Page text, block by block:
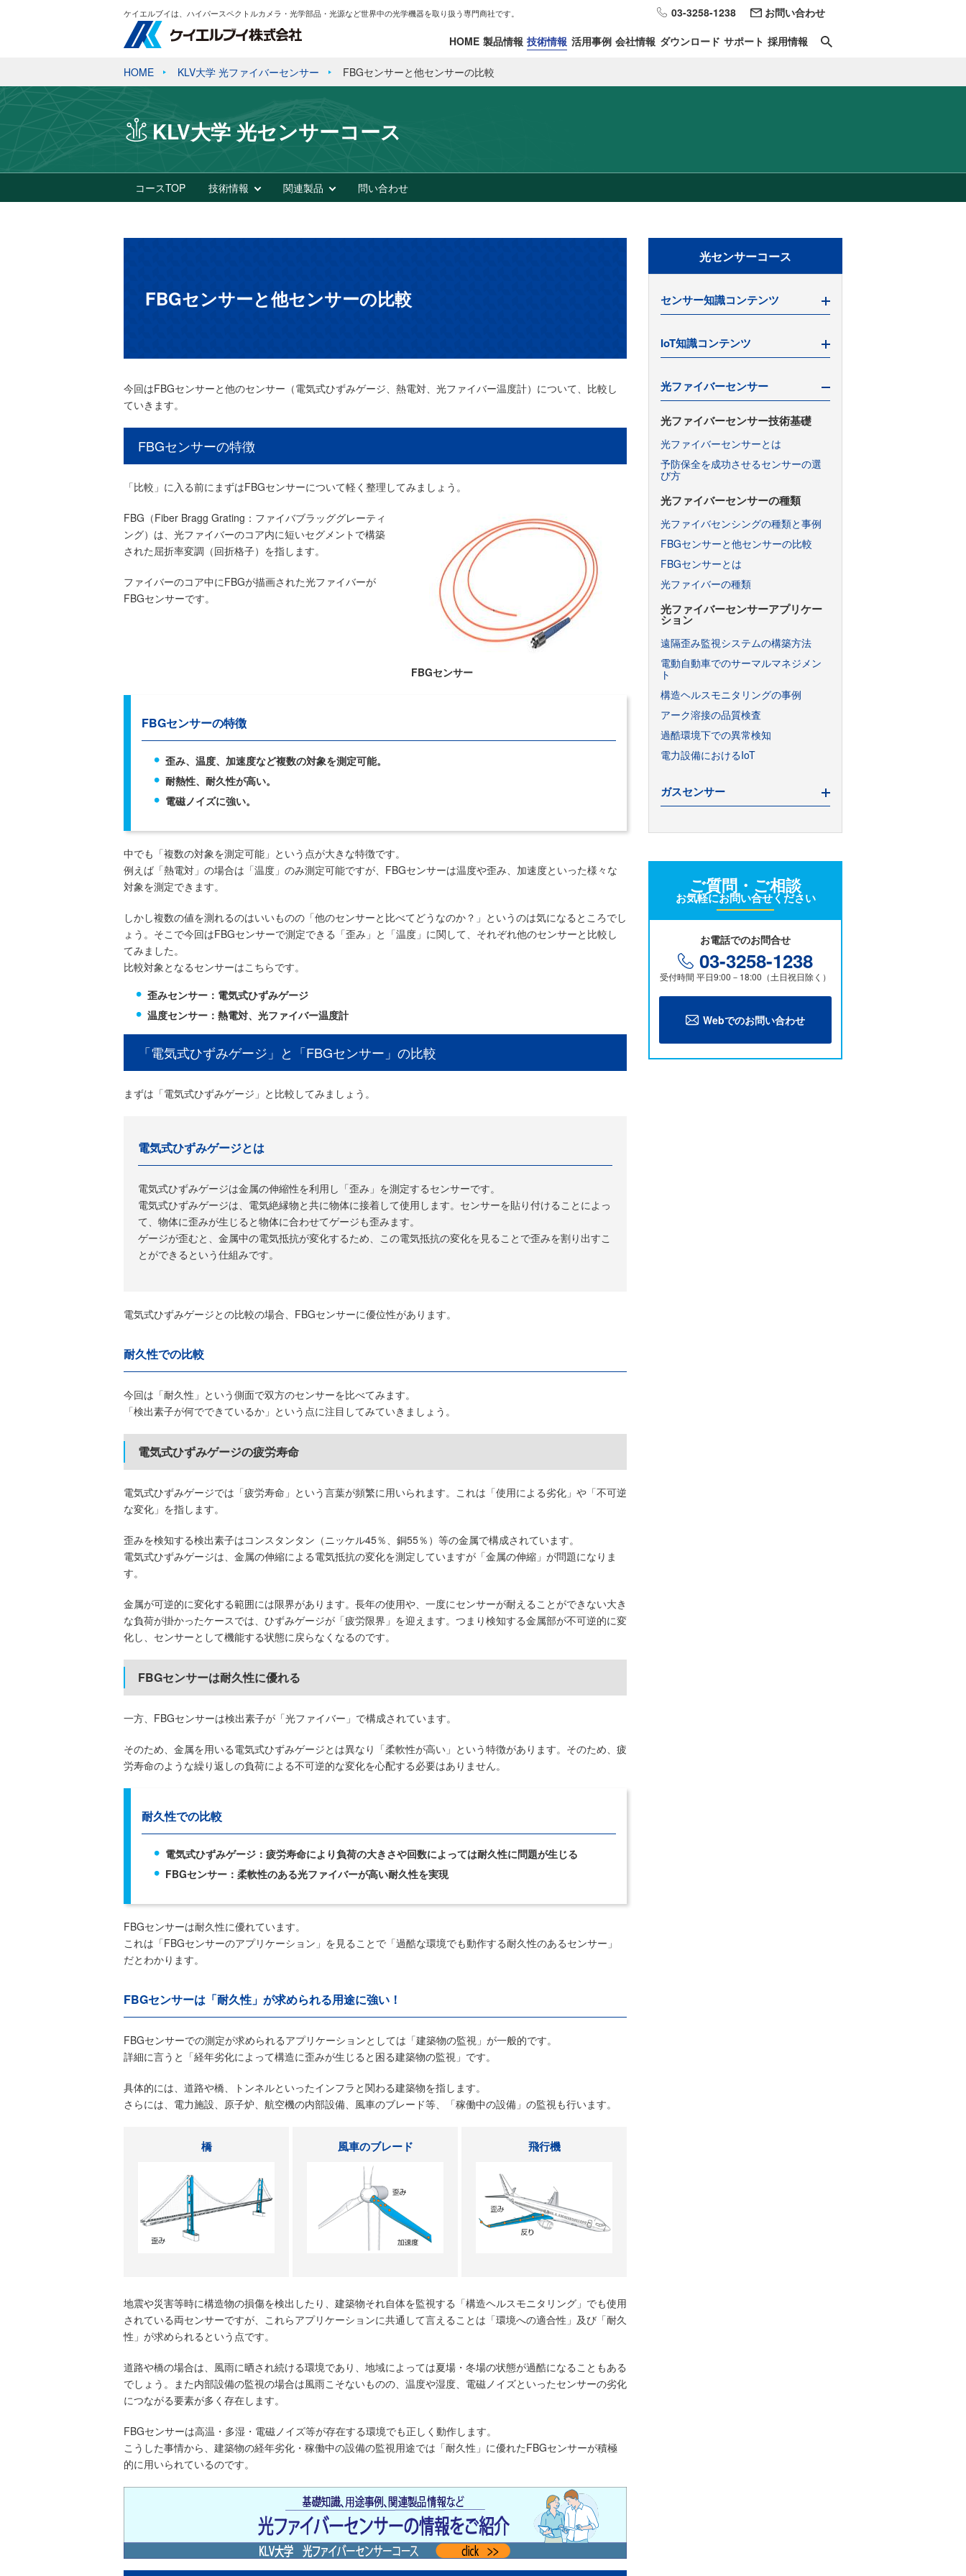
ケイエルブイは、ハイパースペクトルカメラ・光学部品・光源など世界中の光学機器を取り扱う専門商社です。 03-3258-1238
お問い合わせ
HOME 製品情報 技術情報 活用事例 会社情報 ダウンロード サポート 採用情報
HOME KLV大学 光ファイバーセンサー FBGセンサーと他センサーの比較
KLV大学 光センサーコース
コースTOP 技術情報 関連製品 問い合わせ
FBGセンサーと他センサーの比較
今回はFBGセンサーと他のセンサー（電気式ひずみゲージ、熱電対、光ファイバー温度計）について、比較し
ていきます。
FBGセンサーの特徴
「比較」に入る前にまずはFBGセンサーについて軽く整理してみましょう。
FBG（Fiber Bragg Grating：ファイバブラッググレーティ
ング）は、光ファイバーのコア内に短いセグメントで構築
された屈折率変調（回折格子）を指します。
ファイバーのコア中にFBGが描画された光ファイバーが
FBGセンサーです。
FBGセンサー
FBGセンサーの特徴
歪み、温度、加速度など複数の対象を測定可能。
耐熱性、耐久性が高い。
電磁ノイズに強い。
中でも「複数の対象を測定可能」という点が大きな特徴です。
例えば「熱電対」の場合は「温度」のみ測定可能ですが、FBGセンサーは温度や歪み、加速度といった様々な
対象を測定できます。
しかし複数の値を測れるのはいいものの「他のセンサーと比べてどうなのか？」というのは気になるところでし
ょう。そこで今回はFBGセンサーで測定できる「歪み」と「温度」に関して、それぞれ他のセンサーと比較し
てみました。
比較対象となるセンサーはこちらです。
歪みセンサー：電気式ひずみゲージ
温度センサー：熱電対、光ファイバー温度計
「電気式ひずみゲージ」と「FBGセンサー」の比較
まずは「電気式ひずみゲージ」と比較してみましょう。
電気式ひずみゲージとは
電気式ひずみゲージは金属の伸縮性を利用し「歪み」を測定するセンサーです。
電気式ひずみゲージは、電気絶縁物と共に物体に接着して使用します。センサーを貼り付けることによっ
て、物体に歪みが生じると物体に合わせてゲージも歪みます。
ゲージが歪むと、金属中の電気抵抗が変化するため、この電気抵抗の変化を見ることで歪みを割り出すこ
とができるという仕組みです。
電気式ひずみゲージとの比較の場合、FBGセンサーに優位性があります。
耐久性での比較
今回は「耐久性」という側面で双方のセンサーを比べてみます。
「検出素子が何でできているか」という点に注目してみていきましょう。
電気式ひずみゲージの疲労寿命
電気式ひずみゲージでは「疲労寿命」という言葉が頻繁に用いられます。これは「使用による劣化」や「不可逆
な変化」を指します。
歪みを検知する検出素子はコンスタンタン（ニッケル45％、銅55％）等の金属で構成されています。
電気式ひずみゲージは、金属の伸縮による電気抵抗の変化を測定していますが「金属の伸縮」が問題になりま
す。
金属が可逆的に変化する範囲には限界があります。長年の使用や、一度にセンサーが耐えることができない大き
な負荷が掛かったケースでは、ひずみゲージが「疲労限界」を迎えます。つまり検知する金属部が不可逆的に変
化し、センサーとして機能する状態に戻らなくなるのです。
FBGセンサーは耐久性に優れる
一方、FBGセンサーは検出素子が「光ファイバー」で構成されています。
そのため、金属を用いる電気式ひずみゲージとは異なり「柔軟性が高い」という特徴があります。そのため、疲
労寿命のような繰り返しの負荷による不可逆的な変化を心配する必要はありません。
耐久性での比較
電気式ひずみゲージ：疲労寿命により負荷の大きさや回数によっては耐久性に問題が生じる
FBGセンサー：柔軟性のある光ファイバーが高い耐久性を実現
FBGセンサーは耐久性に優れています。
これは「FBGセンサーのアプリケーション」を見ることで「過酷な環境でも動作する耐久性のあるセンサー」
だとわかります。
FBGセンサーは「耐久性」が求められる用途に強い！
FBGセンサーでの測定が求められるアプリケーションとしては「建築物の監視」が一般的です。
詳細に言うと「経年劣化によって構造に歪みが生じると困る建築物の監視」です。
具体的には、道路や橋、トンネルといったインフラと関わる建築物を指します。
さらには、電力施設、原子炉、航空機の内部設備、風車のブレード等、「稼働中の設備」の監視も行います。
橋 風車のブレード 飛行機
地震や災害等時に構造物の損傷を検出したり、建築物それ自体を監視する「構造ヘルスモニタリング」でも使用
されている両センサーですが、これらアプリケーションに共通して言えることは「環境への適合性」及び「耐久
性」が求められるという点です。
道路や橋の場合は、風雨に晒され続ける環境であり、地域によっては夏場・冬場の状態が過酷になることもある
でしょう。また内部設備の監視の場合は風雨こそないものの、温度や湿度、電磁ノイズといったセンサーの劣化
につながる要素が多く存在します。
FBGセンサーは高温・多湿・電磁ノイズ等が存在する環境でも正しく動作します。
こうした事情から、建築物の経年劣化・稼働中の設備の監視用途では「耐久性」に優れたFBGセンサーが積極
的に用いられているのです。
光センサーコース
センサー知識コンテンツ
乳製品の原料受入検査
周波数解析におけるフーリエ変換
チクソ性とは？
UVインキのゲル化とは？
インラインセンサーの基本と利点
スマート農業とセンサー
異常検知と機械学習・センサーの関
係
IoT知識コンテンツ
IoTと遠赤外センサー
安価に始めるIoT
人工知能の今と未来
IoTがもたらす変化
IoTと光センサー
IoTと食品産業
IoTと製造業
IoTと医療・ヘルスケア
IoT×AIによる新たなビジネス
IoTの基本
IoTデバイスの存在意義
光ファイバーセンサー
光ファイバーセンサー技術基礎
光ファイバーセンサーとは
予防保全を成功させるセンサーの選
び方
光ファイバーセンサーの種類
光ファイバセンシングの種類と事例
FBGセンサーと他センサーの比較
FBGセンサーとは
光ファイバーの種類
光ファイバーセンサーアプリケー
ション
遠隔歪み監視システムの構築方法
電動自動車でのサーマルマネジメン
ト
構造ヘルスモニタリングの事例
アーク溶接の品質検査
過酷環境下での異常検知
電力設備におけるIoT
ガスセンサー
ガスセンサーの種類
ガスセンサーの選び方
ご質問・ご相談
お気軽にお問い合せください
お電話でのお問合せ
03-3258-1238
受付時間 平日9:00－18:00（土日祝日除く）
Webでのお問い合わせ